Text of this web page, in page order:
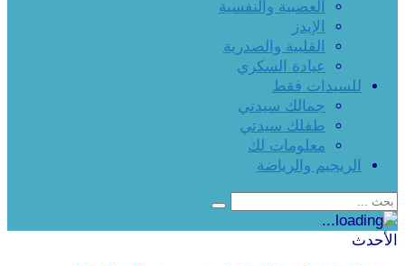
العصبية والنفسية
الإيدز
القلبية والصدرية
عيادة السكري
للسيدات فقط
جمالك سيدتي
طفلك سيدتي
معلومات لك
الريجيم والرياضة
الأحدث